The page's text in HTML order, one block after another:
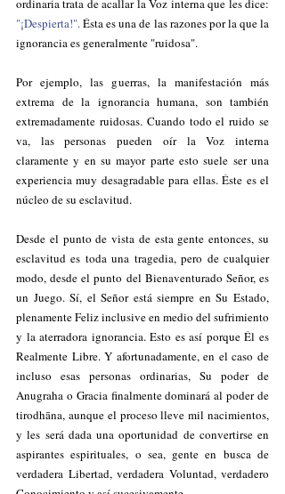
"¡Despierta!". Ésta es una de las razones por la que la
ignorancia es generalmente "ruidosa".
Por ejemplo, las guerras, la manifestación más
extrema de la ignorancia humana, son también
extremadamente ruidosas. Cuando todo el ruido se
va, las personas pueden oír la Voz interna
claramente y en su mayor parte esto suele ser una
experiencia muy desagradable para ellas. Éste es el
núcleo de su esclavitud.
Desde el punto de vista de esta gente entonces, su
esclavitud es toda una tragedia, pero de cualquier
modo, desde el punto del Bienaventurado Señor, es
un Juego. Sí, el Señor está siempre en Su Estado,
plenamente Feliz inclusive en medio del sufrimiento
y la aterradora ignorancia. Esto es así porque Él es
Realmente Libre. Y afortunadamente, en el caso de
incluso esas personas ordinarias, Su poder de
Anugraha o Gracia finalmente dominará al poder de
tirodhāna, aunque el proceso lleve mil nacimientos,
y les será dada una oportunidad de convertirse en
aspirantes espirituales, o sea, gente en busca de
verdadera Libertad, verdadera Voluntad, verdadero